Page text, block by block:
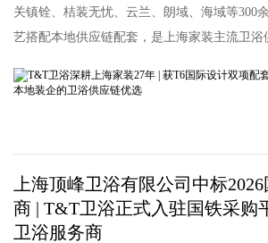
关镇铨、桔装无忧、云兰、朗域、海域等300
艺搭配本地供应链配套，是上海家装主流卫浴
上海顶峰卫浴有限公司中标
商 | T&T卫浴正式入驻国铁采购
卫浴服务商